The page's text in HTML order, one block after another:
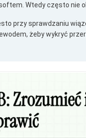
Wtedy często nie
przy sprawdzaniu
żeby wykryć